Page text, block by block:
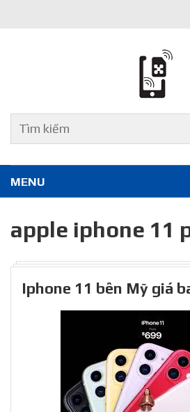
MENU
apple iphone 11
Iphone 11 bên Mỹ giá